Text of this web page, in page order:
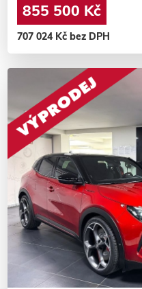
855 500 Kč
707 024 Kč bez DPH